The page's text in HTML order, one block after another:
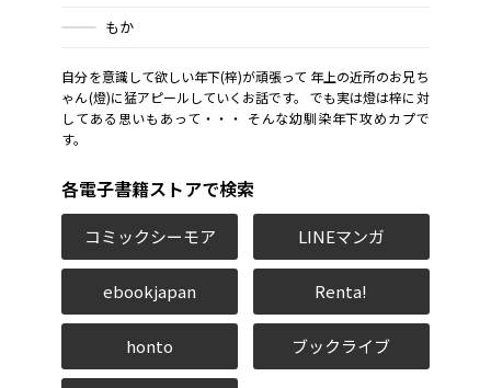
もか
自分を意識して欲しい年下(梓)が頑張って 年上の近所のお兄ち
ゃん(燈)に猛アピールしていくお話です。 でも実は燈は梓に対
してある思いもあって・・・ そんな幼馴染年下攻めカプで
す。
各電子書籍ストアで検索
コミックシーモア LINEマンガ
ebookjapan Renta!
honto ブックライブ